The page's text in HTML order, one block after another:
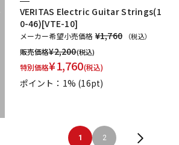
VERITAS Electric Guitar Strings(1
0-46)[VTE-10]
メーカー希望小売価格 ¥1,760 （税込）
販売価格¥2,200(税込)
特別価格¥1,760(税込)
ポイント：1% (16pt)
1 2